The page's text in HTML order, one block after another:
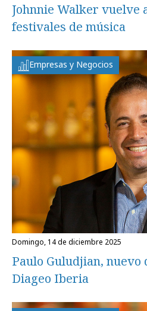
Johnnie Walker vuelve
festivales de música
Empresas y Negocios
domingo, 14 de diciembre 2025
Paulo Guludjian,
Diageo Iberia